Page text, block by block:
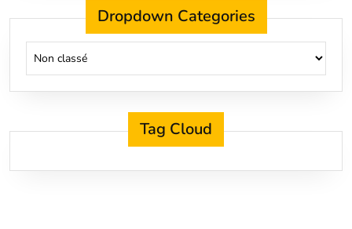
Dropdown Categories
Tag Cloud